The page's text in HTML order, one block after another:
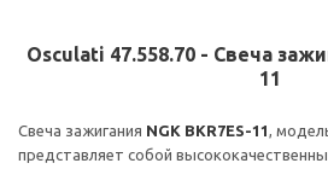
Osculati 47.558.70 - Свеча
11
Свеча зажигания NGK BKR7ES-11,
представляет собой